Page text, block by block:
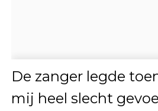
De zanger legde
mij heel slecht